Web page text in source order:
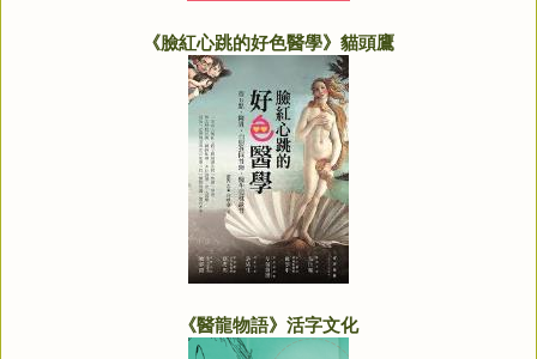
《臉紅心跳的好色醫學》貓頭鷹
《醫龍物語》活字文化